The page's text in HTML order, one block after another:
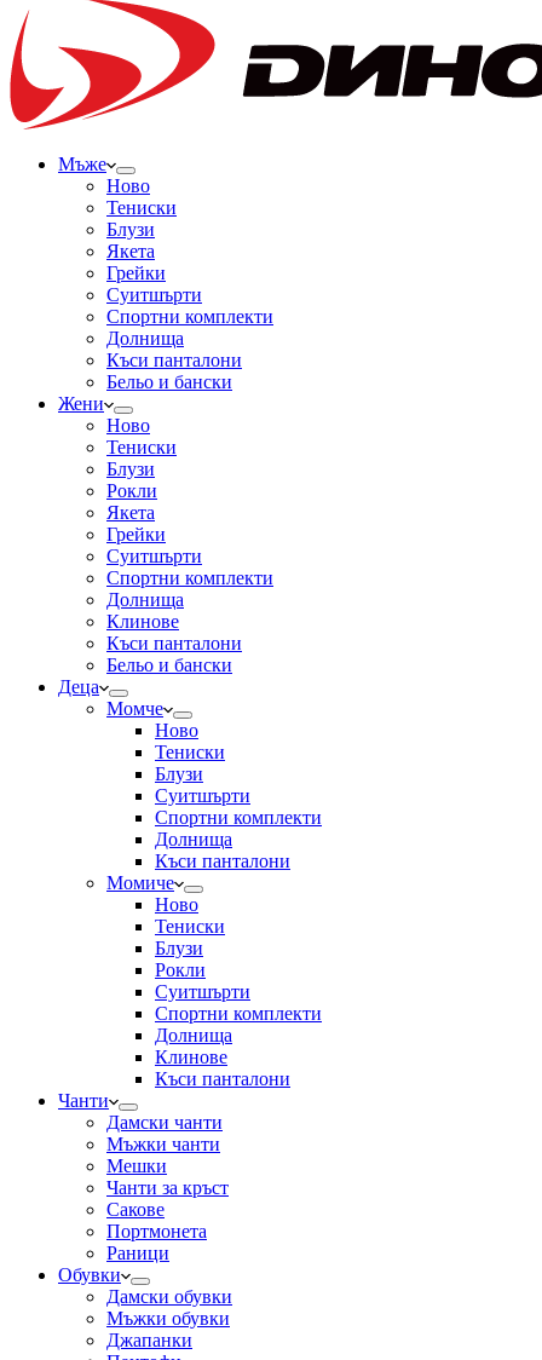
Мъже
Ново
Тениски
Блузи
Якета
Грейки
Суитшърти
Спортни комплекти
Долнища
Къси панталони
Бельо и бански
Жени
Ново
Тениски
Блузи
Рокли
Якета
Грейки
Суитшърти
Спортни комплекти
Долнища
Клинове
Къси панталони
Бельо и бански
Деца
Момче
Ново
Тениски
Блузи
Суитшърти
Спортни комплекти
Долнища
Къси панталони
Момиче
Ново
Тениски
Блузи
Рокли
Суитшърти
Спортни комплекти
Долнища
Клинове
Къси панталони
Чанти
Дамски чанти
Мъжки чанти
Мешки
Чанти за кръст
Сакове
Портмонета
Раници
Обувки
Дамски обувки
Мъжки обувки
Джапанки